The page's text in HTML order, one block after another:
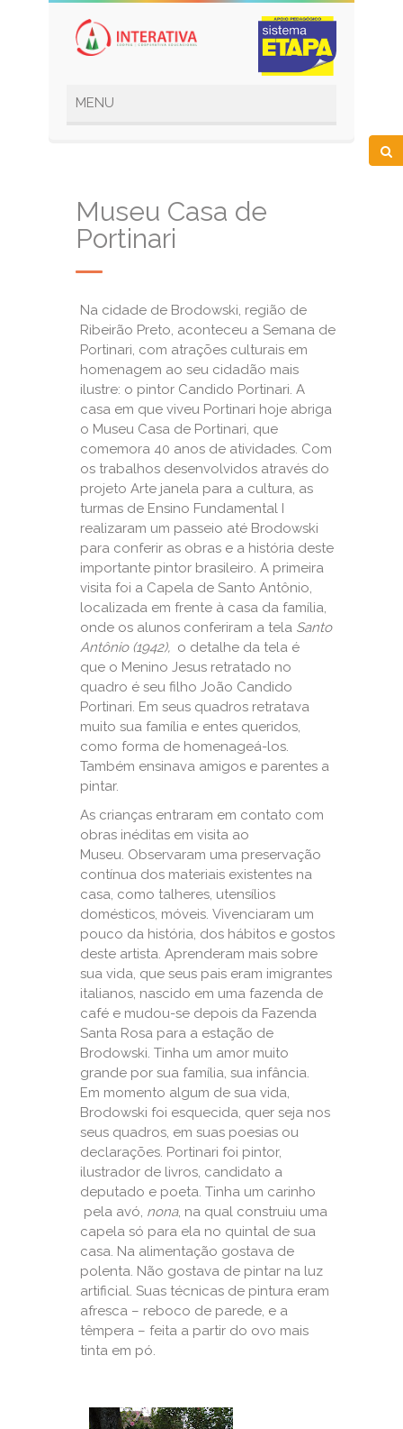
Museu Casa de
Portinari
Na cidade de Brodowski, região de
Ribeirão Preto, aconteceu a Semana de
Portinari, com atrações culturais em
homenagem ao seu cidadão mais
ilustre: o pintor Candido Portinari. A
casa em que viveu Portinari hoje abriga
o Museu Casa de Portinari, que
comemora 40 anos de atividades. Com
os trabalhos desenvolvidos através do
projeto Arte janela para a cultura, as
turmas de Ensino Fundamental I
realizaram um passeio até Brodowski
para conferir as obras e a história deste
importante pintor brasileiro. A primeira
visita foi a Capela de Santo Antônio,
localizada em frente à casa da família,
onde os alunos conferiram a tela Santo
Antônio (1942), o detalhe da tela é
que o Menino Jesus retratado no
quadro é seu filho João Candido
Portinari. Em seus quadros retratava
muito sua família e entes queridos,
como forma de homenageá-los.
Também ensinava amigos e parentes a
pintar.
As crianças entraram em contato com
obras inéditas em visita ao
Museu. Observaram uma preservação
contínua dos materiais existentes na
casa, como talheres, utensílios
domésticos, móveis. Vivenciaram um
pouco da história, dos hábitos e gostos
deste artista. Aprenderam mais sobre
sua vida, que seus pais eram imigrantes
italianos, nascido em uma fazenda de
café e mudou-se depois da Fazenda
Santa Rosa para a estação de
Brodowski. Tinha um amor muito
grande por sua família, sua infância.
Em momento algum de sua vida,
Brodowski foi esquecida, quer seja nos
seus quadros, em suas poesias ou
declarações. Portinari foi pintor,
ilustrador de livros, candidato a
deputado e poeta. Tinha um carinho
pela avó, nona, na qual construiu uma
capela só para ela no quintal de sua
casa. Na alimentação gostava de
polenta. Não gostava de pintar na luz
artificial. Suas técnicas de pintura eram
afresca – reboco de parede, e a
têmpera – feita a partir do ovo mais
tinta em pó.